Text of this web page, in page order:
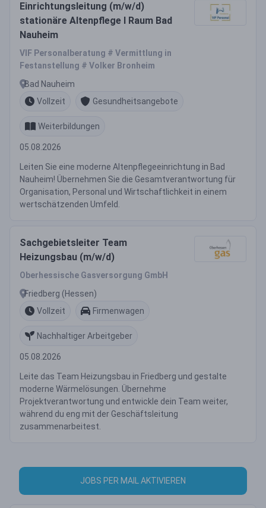
Einrichtungsleitung (m/w/d)
stationäre Altenpflege I Raum Bad
Nauheim
VIF Personalberatung # Vermittlung in
Festanstellung # Volker Bronheim
Bad Nauheim
Vollzeit
Gesundheitsangebote
Weiterbildungen
05.08.2026
Leiten Sie eine moderne Altenpflegeeinrichtung in Bad
Nauheim! Übernehmen Sie die Gesamtverantwortung für
Organisation, Personal und Wirtschaftlichkeit in einem
wertschätzenden Umfeld.
Sachgebietsleiter Team
Heizungsbau (m/w/d)
Oberhessische Gasversorgung GmbH
Friedberg (Hessen)
Vollzeit
Firmenwagen
Nachhaltiger Arbeitgeber
05.08.2026
Leite das Team Heizungsbau in Friedberg und gestalte
moderne Wärmelösungen. Übernehme
Projektverantwortung und entwickle dein Team weiter,
während du eng mit der Geschäftsleitung
zusammenarbeitest.
JOBS PER MAIL AKTIVIEREN